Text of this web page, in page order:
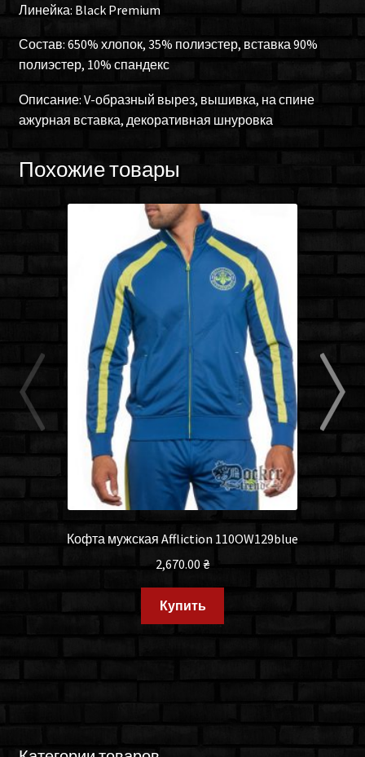
Линейка: Black Premium
Состав: 650% хлопок, 35% полиэстер, вставка 90%
полиэстер, 10% спандекс
Описание: V-образный вырез, вышивка, на спине
ажурная вставка, декоративная шнуровка
Похожие товары
Кофта мужская Affliction 110OW129blue
2,670.00₴
Купить